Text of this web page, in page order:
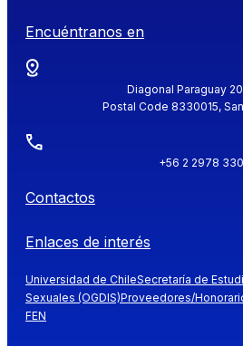
Encuéntranos en
Diagonal Paraguay
Postal Code 8330015,
+56 2 2978
Contactos
Enlaces de interés
Universidad de ChileSecretaría de
Sexuales (OGDIS)Proveedores/
FEN